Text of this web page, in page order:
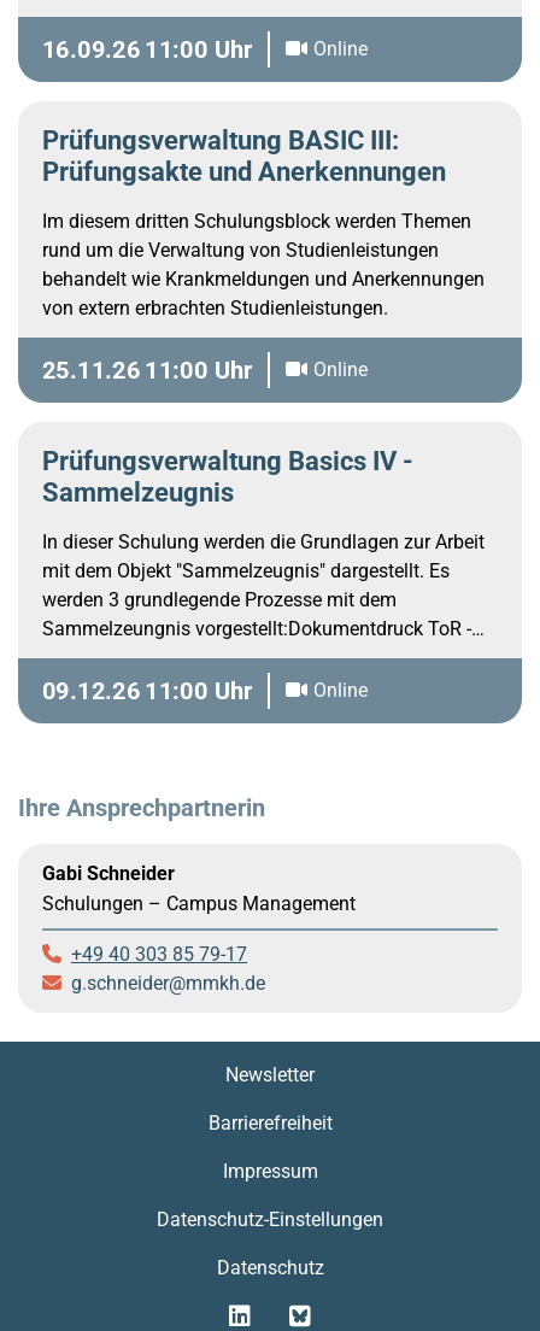
16.09.26 11:00 Uhr Online
25.11.26 11:00 Uhr Online
Prüfungsverwaltung BASIC III:
Prüfungsakte und Anerkennungen
Im diesem dritten Schulungsblock werden Themen
rund um die Verwaltung von Studienleistungen
behandelt wie Krankmeldungen und Anerkennungen
von extern erbrachten Studienleistungen.
09.12.26 11:00 Uhr Online
Prüfungsverwaltung Basics IV -
Sammelzeugnis
In dieser Schulung werden die Grundlagen zur Arbeit
mit dem Objekt "Sammelzeugnis" dargestellt. Es
werden 3 grundlegende Prozesse mit dem
Sammelzeungnis vorgestellt:Dokumentdruck ToR -
Anschieben des Abschlusses mit
Studienverlaufseintrag (ohne Abschlussdokumente) -
Ersetzen eines bereits vorliegenden
Ihre Ansprechpartnerin
Gabi Schneider
Schulungen – Campus Management
+49 40 303 85 79-17
g.schneider
mmkh.de
Datenschutz
Datenschutz-Einstellungen
Impressum
Barrierefreiheit
Newsletter